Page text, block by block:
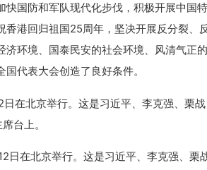
国防和军队现代化步伐，积极开展中国特
港回归祖国25周年，坚决开展反分裂、
环境、国泰民安的社会环境、风清气正的
代表大会创造了良好条件。
在北京举行。这是习近平、李克强、栗